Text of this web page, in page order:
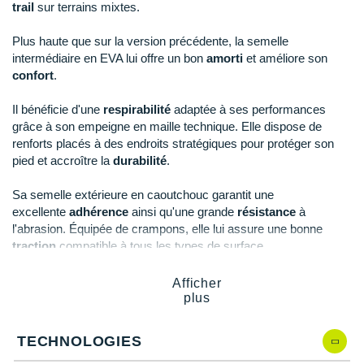
trail sur terrains mixtes.
Plus haute que sur la version précédente, la semelle
intermédiaire en EVA lui offre un bon amorti et améliore son
confort.
Il bénéficie d'une respirabilité adaptée à ses performances
grâce à son empeigne en maille technique. Elle dispose de
renforts placés à des endroits stratégiques pour protéger son
pied et accroître la durabilité.
Sa semelle extérieure en caoutchouc garantit une
excellente adhérence ainsi qu'une grande résistance à
l'abrasion. Équipée de crampons, elle lui assure une bonne
traction compatible à tous les types de surface.
chaussure Asics Pre-Venture 9
Empeigne en maille technique
ajustement
Afficher
plus
TECHNOLOGIES
PAR MARQUES
DÉSTOCKAGE
Nike
NNormal
On-Running
Orca
OVERSTIMS
Patagonia
Puma